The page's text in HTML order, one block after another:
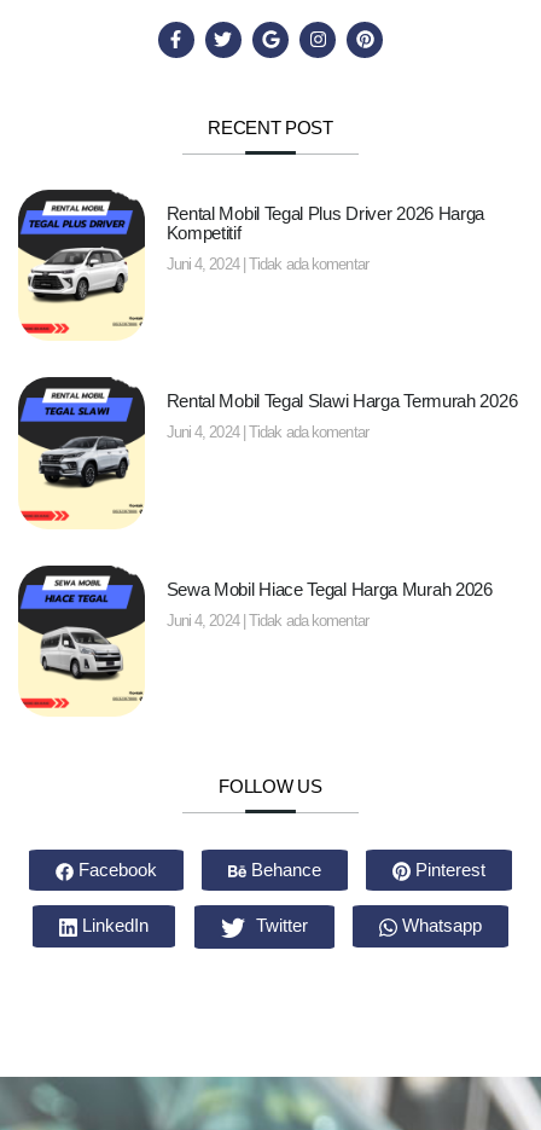
RECENT POST
Rental Mobil Tegal Plus Driver 2026 Harga
Kompetitif
Juni 4, 2024 Tidak ada komentar
Rental Mobil Tegal Slawi Harga Termurah 2026
Juni 4, 2024 Tidak ada komentar
Sewa Mobil Hiace Tegal Harga Murah 2026
Juni 4, 2024 Tidak ada komentar
FOLLOW US
Facebook Behance Pinterest
LinkedIn Twitter Whatsapp